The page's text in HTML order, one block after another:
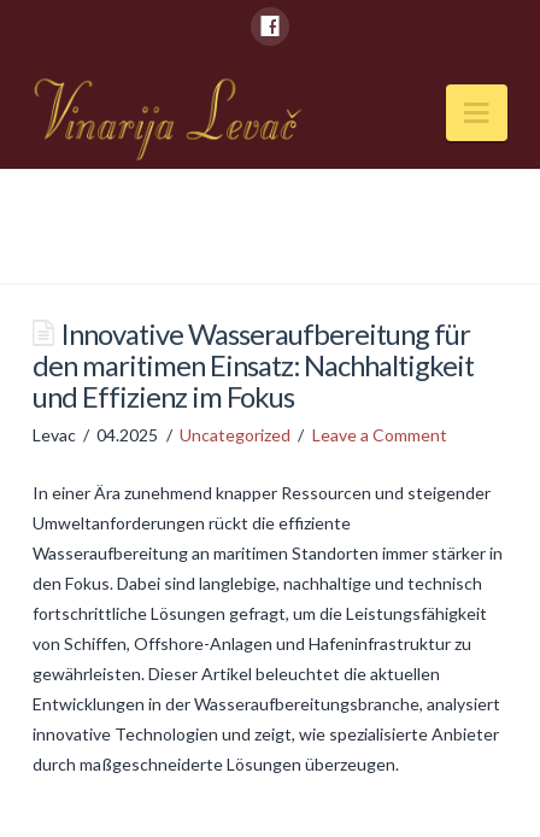
VESTI
PIĆA
GALERIJA
KONTAKT
Innovative Wasseraufbereitung für
den maritimen Einsatz: Nachhaltigkeit
und Effizienz im Fokus
Levac 04.2025 Uncategorized Leave a Comment
In einer Ära zunehmend knapper Ressourcen und steigender
Umweltanforderungen rückt die effiziente
Wasseraufbereitung an maritimen Standorten immer stärker in
den Fokus. Dabei sind langlebige, nachhaltige und technisch
fortschrittliche Lösungen gefragt, um die Leistungsfähigkeit
von Schiffen, Offshore-Anlagen und Hafeninfrastruktur zu
gewährleisten. Dieser Artikel beleuchtet die aktuellen
Entwicklungen in der Wasseraufbereitungsbranche, analysiert
innovative Technologien und zeigt, wie spezialisierte Anbieter
durch maßgeschneiderte Lösungen überzeugen.